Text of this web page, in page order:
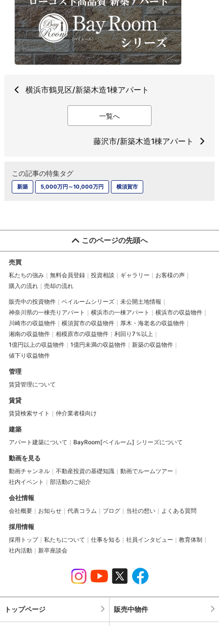
横浜市鶴見区/新築木造1棟アパート
一覧へ
藤沢市/新築木造1棟アパート
この記事の特集タグ
新築 5,000万円～10,000万円 横須賀市
このページの先頭へ
売買
私たちの強み 無料会員登録 投資相談 ギャラリー
お客様の声
購入の流れ
売却の流れ
販売中の投資物件 ベイルームシリーズ
未公開土地情報
神奈川県の一棟売りアパート
横浜市の一棟アパート
横浜市の収益物件
川崎市の収益物件
横須賀市の収益物件
厚木・海老名の収益物件
湘南の収益物件
相模原市の収益物件
利回り7％以上
1億円以上の収益物件
1億円未満の収益物件
新築の収益物件
値下り収益物件
管理
賃貸管理について
賃貸
賃貸検索サイト 仲介業者様向け
建築
アパート建築について BayRoom[ベイルーム] シリーズについて
動画を見る
動画チャンネル 不動産投資の基礎知識
動画でルームツアー
社内イベント
部活動のご紹介
会社情報
会社概要 お知らせ 代表コラム ブログ 当社の想い よくある質問
採用情報
採用トップ 私たちについて 仕事を知る 社員インタビュー
教育体制
社内活動
新卒座談会
トップページ 販売中物件